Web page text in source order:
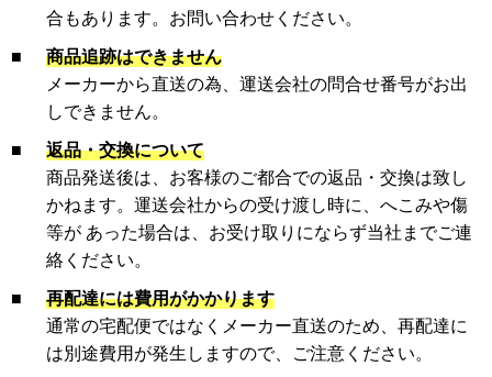
合もあります。お問い合わせください。
■
商品追跡はできません
メーカーから直送の為、運送会社の問合せ番号がお出
しできません。
■
返品・交換について
商品発送後は、お客様のご都合での返品・交換は致し
かねます。運送会社からの受け渡し時に、へこみや傷
等が あった場合は、お受け取りにならず当社までご連
絡ください。
■
再配達には費用がかかります
通常の宅配便ではなくメーカー直送のため、再配達に
は別途費用が発生しますので、ご注意ください。